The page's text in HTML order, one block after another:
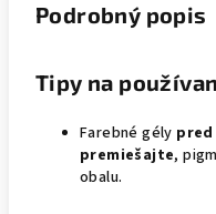
Podrobný popis
Tipy na
Farebné gély
premiešajte,
obalu.